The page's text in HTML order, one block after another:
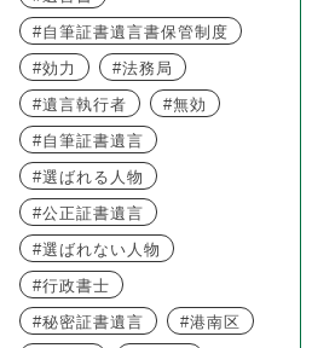
自筆証書遺言書保管制度
効力
法務局
遺言執行者
無効
自筆証書遺言
選ばれる人物
公正証書遺言
選ばれない人物
行政書士
秘密証書遺言
港南区